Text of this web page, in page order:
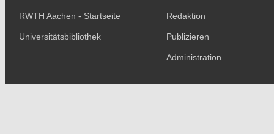
RWTH Aachen - Startseite
Universitätsbibliothek
Redaktion
Publizieren
Administration